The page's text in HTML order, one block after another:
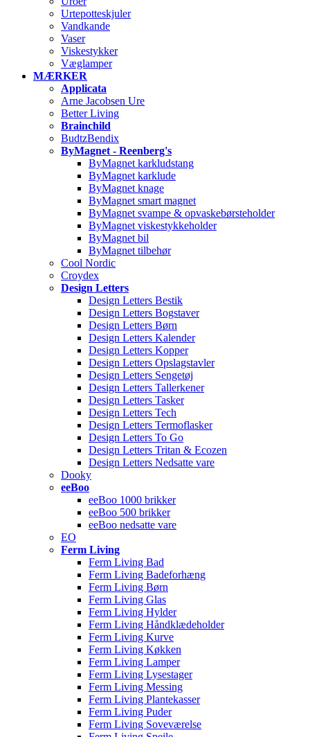
Urtepotteskjuler
Vandkande
Vaser
Viskestykker
Væglamper
MÆRKER
Applicata
Arne Jacobsen Ure
Better Living
Brainchild
BudtzBendix
ByMagnet - Reenberg's
ByMagnet karkludstang
ByMagnet karklude
ByMagnet knage
ByMagnet smart magnet
ByMagnet svampe & opvaskebørsteholder
ByMagnet viskestykkeholder
ByMagnet bil
ByMagnet tilbehør
Cool Nordic
Croydex
Design Letters
Design Letters Bestik
Design Letters Bogstaver
Design Letters Børn
Design Letters Kalender
Design Letters Kopper
Design Letters Opslagstavler
Design Letters Sengetøj
Design Letters Tallerkener
Design Letters Tasker
Design Letters Tech
Design Letters Termoflasker
Design Letters To Go
Design Letters Tritan & Ecozen
Design Letters Nedsatte vare
Dooky
eeBoo
eeBoo 1000 brikker
eeBoo 500 brikker
eeBoo nedsatte vare
EO
Ferm Living
Ferm Living Bad
Ferm Living Badeforhæng
Ferm Living Børn
Ferm Living Glas
Ferm Living Hylder
Ferm Living Håndklædeholder
Ferm Living Kurve
Ferm Living Køkken
Ferm Living Lamper
Ferm Living Lysestager
Ferm Living Messing
Ferm Living Plantekasser
Ferm Living Puder
Ferm Living Soveværelse